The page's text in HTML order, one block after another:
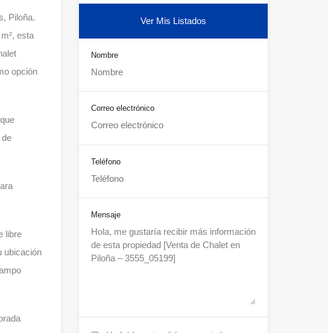
Piloña.
esta
opción
libre
ubicación
Ver Mis Listados
Nombre
Correo electrónico
Teléfono
Mensaje